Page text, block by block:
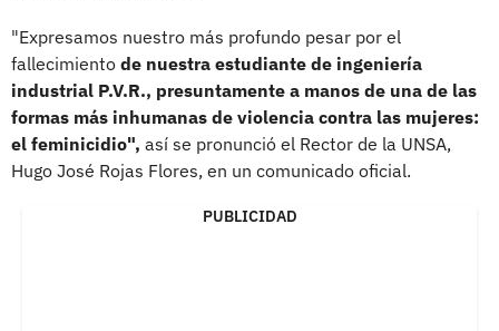
"Expresamos nuestro más profundo pesar por el
fallecimiento de nuestra estudiante de ingeniería
industrial P.V.R., presuntamente a manos de una de las
formas más inhumanas de violencia contra las mujeres:
el feminicidio", así se pronunció el Rector de la UNSA,
Hugo José Rojas Flores, en un comunicado oficial.
PUBLICIDAD